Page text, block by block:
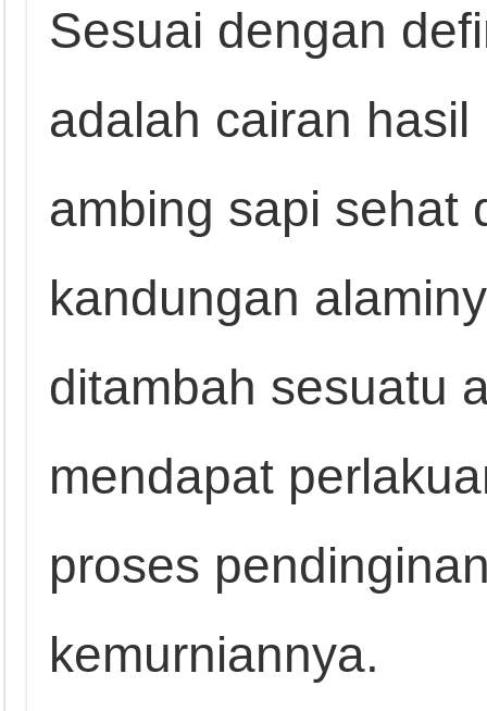
Sesuai dengan
adalah cairan
ambing sapi sehat
kandungan
ditambah sesuatu
mendapat
proses
kemurniannya.